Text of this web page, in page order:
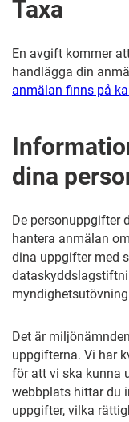
Taxa
En avgift kommer
handlägga din
anmälan finns på
dina
De personuppgifter
hantera anmälan
dina uppgifter med
Det är
uppgifterna. Vi har
för att vi ska kunna
webbplats hittar du
uppgifter, vilka